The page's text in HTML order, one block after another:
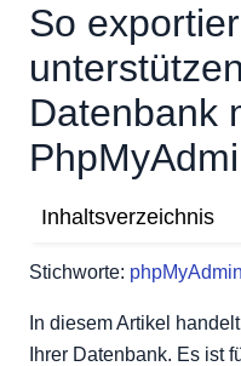
So
Datenbank
Stichworte: phpMyAdmin
Inhaltsverzeichnis
PHPMyAdmin
In diesem Artikel
Ihrer Datenbank. Es ist